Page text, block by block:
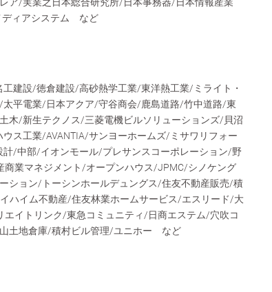
ディアシステム など
建設/徳倉建設/高砂熱学工業/東洋熱工業/ミライト・
平電業/日本アクア/守谷商会/鹿島道路/竹中道路/東
木/新生テクノス/三菱電機ビルソリューションズ/貝沼
ス工業/AVANTIA/サンヨーホームズ/ミサワリフォー
/中部/イオンモール/プレサンスコーポレーション/野
商業マネジメント/オープンハウス/JPMC/シノケング
ション/トーシンホールデュングス/住友不動産販売/積
ハイム不動産/住友林業ホームサービス/エスリード/大
イトリンク/東急コミュニティ/日商エステム/穴吹コ
土地倉庫/積村ビル管理/ユニホー など